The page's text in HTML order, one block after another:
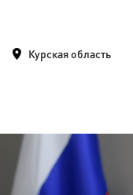
Курская область